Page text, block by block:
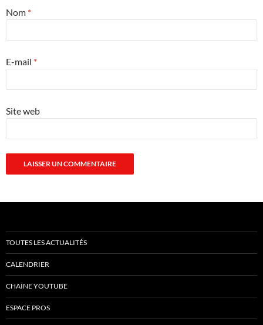
Nom *
E-mail *
Site web
TOUTES LES ACTUALITÉS
CALENDRIER
CHAÎNE YOUTUBE
ESPACE PROS